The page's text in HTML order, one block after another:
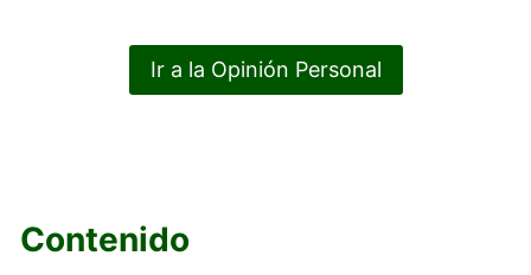
Ir a la Opinión Personal
Contenido